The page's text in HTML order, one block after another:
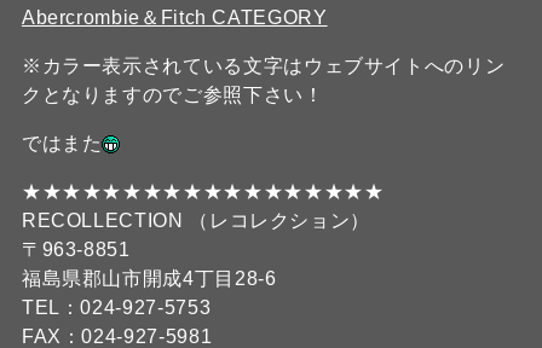
Abercrombie＆Fitch CATEGORY
※カラー表示されている文字はウェブサイトへのリン
クとなりますのでご参照下さい！
ではまた
★★★★★★★★★★★★★★★★★★
RECOLLECTION （レコレクション）
〒963-8851
福島県郡山市開成4丁目28-6
TEL：024-927-5753
FAX：024-927-5981